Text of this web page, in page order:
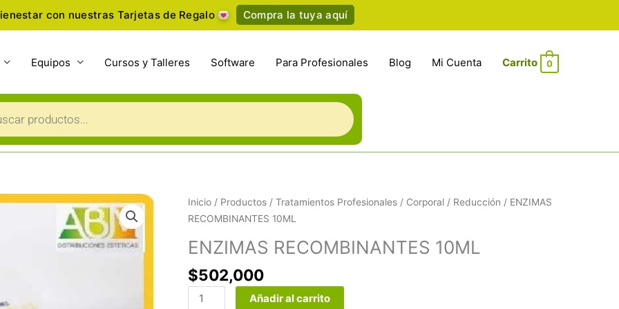
con nuestras Tarjetas de Regalo Compra la tuya aquí
Equipos Cursos y Talleres Software Para Profesionales Blog Mi Cuenta 0
Inicio / Productos / Tratamientos Profesionales / Corporal / Reducción / ENZIMAS
RECOMBINANTES 10ML
ENZIMAS RECOMBINANTES 10ML
$502,000
ENZIMAS
RECOMBINANTES
cantidad
Añadir al carrito